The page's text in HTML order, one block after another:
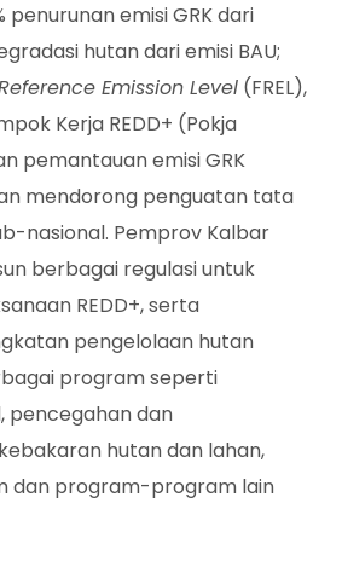
emisi GRK dari
hutan dari emisi BAU;
Emission Level (FREL),
Kerja REDD+ (Pokja
pemantauan emisi GRK
mendorong penguatan tata
nasional. Pemprov Kalbar
berbagai regulasi untuk
REDD+, serta
pengelolaan hutan
program seperti
pencegahan dan
hutan dan lahan,
dan program-program lain